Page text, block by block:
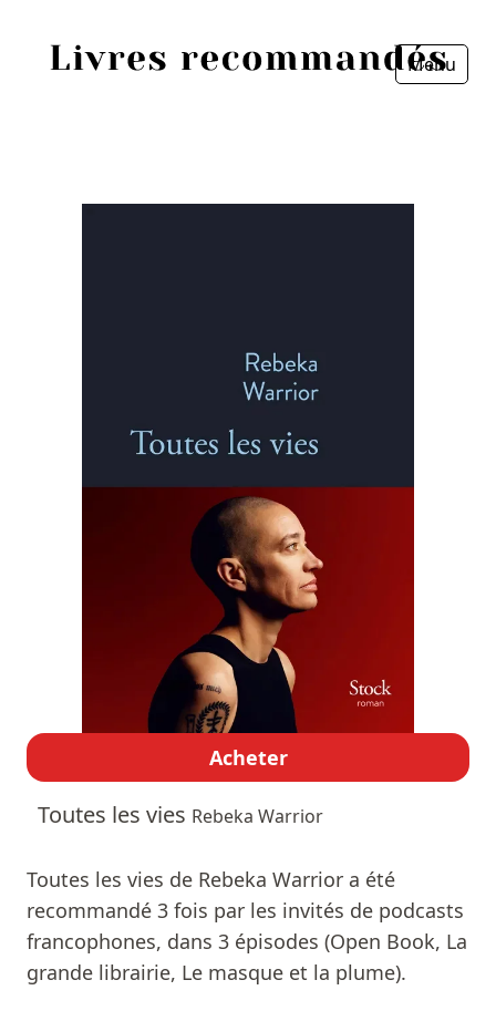
Menu
Acheter
Toutes les vies Rebeka Warrior
Toutes les vies de Rebeka Warrior a été
recommandé 3 fois par les invités de podcasts
francophones, dans 3 épisodes (Open Book, La
grande librairie, Le masque et la plume).
Livres les plus recommandés
Prix littéraires
Fermer